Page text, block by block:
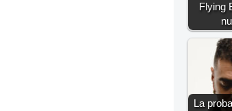
Flying
La